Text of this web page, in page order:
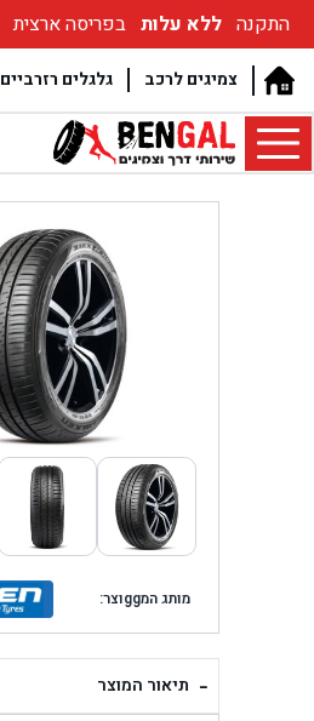
התקנה ללא עלות בפריסה ארצית
גלגלים רזרביים צמיגים לרכב
מותג המggוצר:
- תיאור המוצר